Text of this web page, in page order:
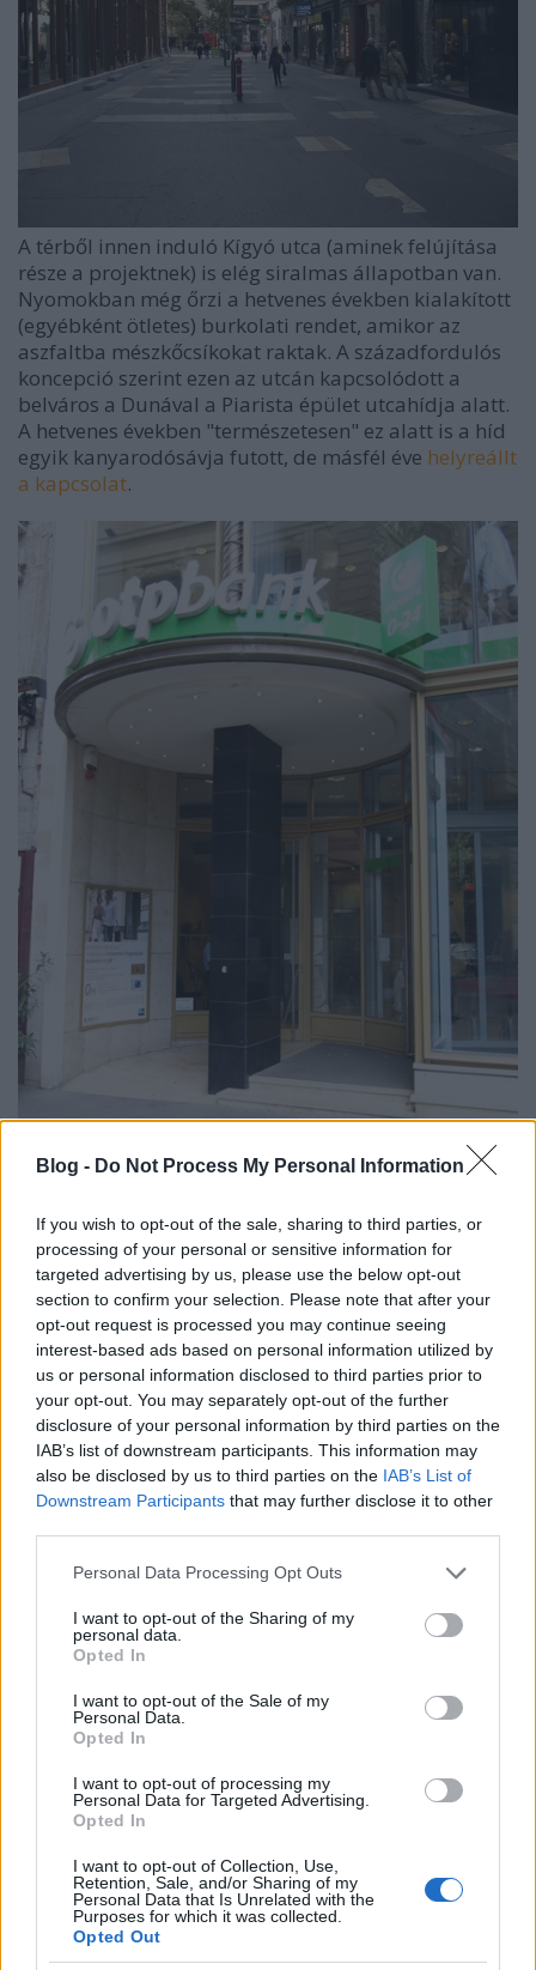
Blog - Do Not Process My Personal Information
If you wish to opt-out of the sale, sharing to third parties, or
processing of your personal or sensitive information for
targeted advertising by us, please use the below opt-out
section to confirm your selection. Please note that after your
opt-out request is processed you may continue seeing
interest-based ads based on personal information utilized by
us or personal information disclosed to third parties prior to
your opt-out. You may separately opt-out of the further
disclosure of your personal information by third parties on the
IAB’s list of downstream participants. This information may
also be disclosed by us to third parties on the IAB’s List of
Downstream Participants that may further disclose it to other
Please note that this website/app uses one or more Google
not limited to your visit or usage behaviour. You may click to
grant or deny consent to Google and its third-party tags to
use your data for below specified purposes in below Google
consent section.
Personal Data Processing Opt Outs
I want to opt-out of the Sharing of my
personal data.
Opted In
I want to opt-out of the Sale of my
Personal Data.
Opted In
I want to opt-out of processing my
Personal Data for Targeted Advertising.
Opted In
I want to opt-out of Collection, Use,
Retention, Sale, and/or Sharing of my
Personal Data that Is Unrelated with the
Purposes for which it was collected.
Opted Out
A térből innen induló Kígyó utca (aminek felújítása
része a projektnek) is elég siralmas állapotban van.
Nyomokban még őrzi a hetvenes években kialakított
(egyébként ötletes) burkolati rendet, amikor az
aszfaltba mészkőcsíkokat raktak. A századfordulós
koncepció szerint ezen az utcán kapcsolódott a
belváros a Dunával a Piarista épület utcahídja alatt.
A hetvenes években "természetesen" ez alatt is a híd
egyik kanyarodósávja futott, de másfél éve helyreállt
a kapcsolat.
egyik legszebb portálja: Kóródy György tervezte
Lipcsey-divatház 1938-ban nyílt meg. Az íves beugró
mögött a ház és az üzlet bejárta nyílik. A pillért
eredetileg vörös kerámialapok burkolták, amit
népies motívumok díszítettek.